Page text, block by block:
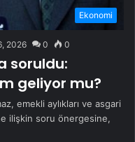
Ekonomi
2026 0 0
soruldu:
geliyor mu?
emekli aylıkları ve asgari
ilişkin soru önergesine,